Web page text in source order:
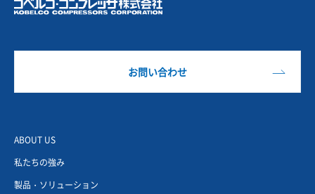
お問い合わせ
ABOUT US
私たちの強み
製品・ソリューション